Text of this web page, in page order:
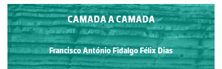
CAMADA A CAMADA
Francisco António Fidalgo Félix Dias